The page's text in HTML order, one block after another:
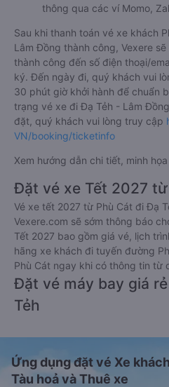
thông qua các ví Momo,
Sau khi thanh toán vé xe khách
Lâm Đồng thành công, Vexere
thành công đến số điện thoại/
ký. Đến ngày đi, quý khách vui
30 phút giờ khởi hành để chuẩn
trạng vé xe đi Đạ Tẻh - Lâm
đặt, quý khách vui lòng truy cập
VN/booking/ticketinfo
Xem hướng dẫn chi tiết, minh
Đặt vé xe Tết 2027
Vé xe tết 2027 từ Phù Cát đi Đạ
Vexere.com sẽ sớm thông báo
Tết 2027 bao gồm giá vé, lịch
hãng xe khách đi tuyến đường
Phù Cát ngay khi có thông tin từ
Đặt vé máy bay giá
Tẻh
Ứng dụng đặt vé Xe
Tàu hoả và Thuê xe